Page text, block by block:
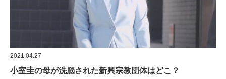
2021.04.27
小室圭の母が洗脳された新興宗教団体はどこ？